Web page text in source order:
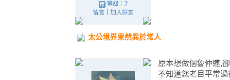
等級：7
留言｜ 加入好友
太公境界果然異於常人
原本想做個魯仲連,
不知道您老目平常